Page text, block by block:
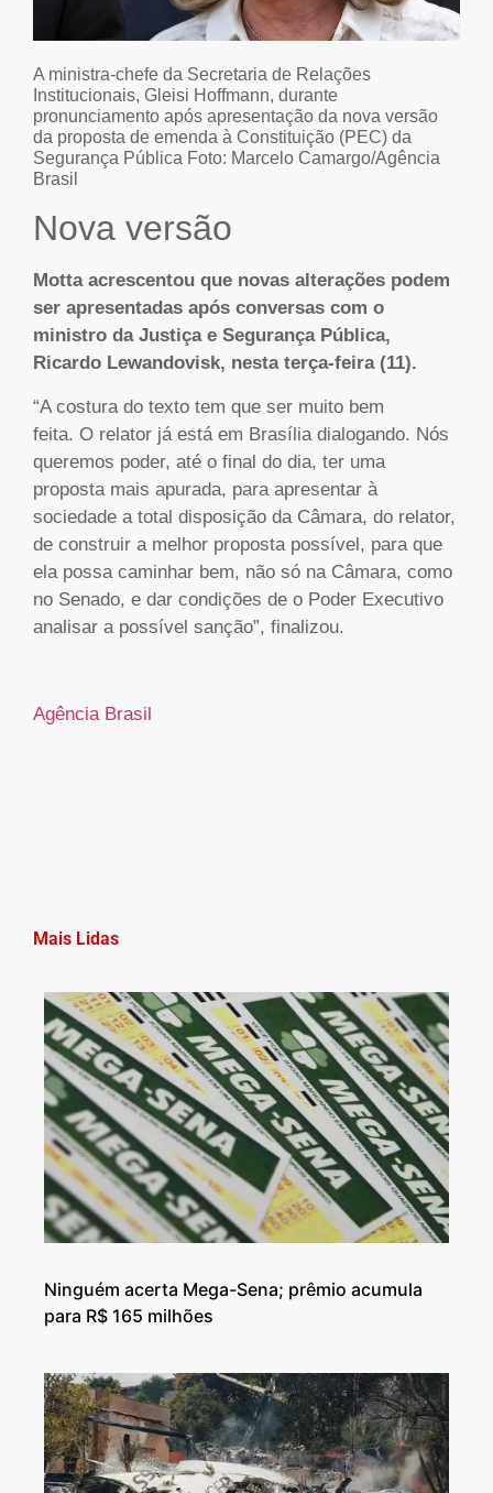
A ministra-chefe da Secretaria de Relações
Institucionais, Gleisi Hoffmann, durante
pronunciamento após apresentação da nova versão
da proposta de emenda à Constituição (PEC) da
Segurança Pública Foto: Marcelo Camargo/Agência
Brasil
Nova versão
Motta acrescentou que novas alterações podem
ser apresentadas após conversas com o
ministro da Justiça e Segurança Pública,
Ricardo Lewandovisk, nesta terça-feira (11).
“A costura do texto tem que ser muito bem
feita. O relator já está em Brasília dialogando. Nós
queremos poder, até o final do dia, ter uma
proposta mais apurada, para apresentar à
sociedade a total disposição da Câmara, do relator,
de construir a melhor proposta possível, para que
ela possa caminhar bem, não só na Câmara, como
no Senado, e dar condições de o Poder Executivo
analisar a possível sanção”, finalizou.
Agência Brasil
Mais Lidas
Ninguém acerta Mega-Sena; prêmio acumula
para R$ 165 milhões